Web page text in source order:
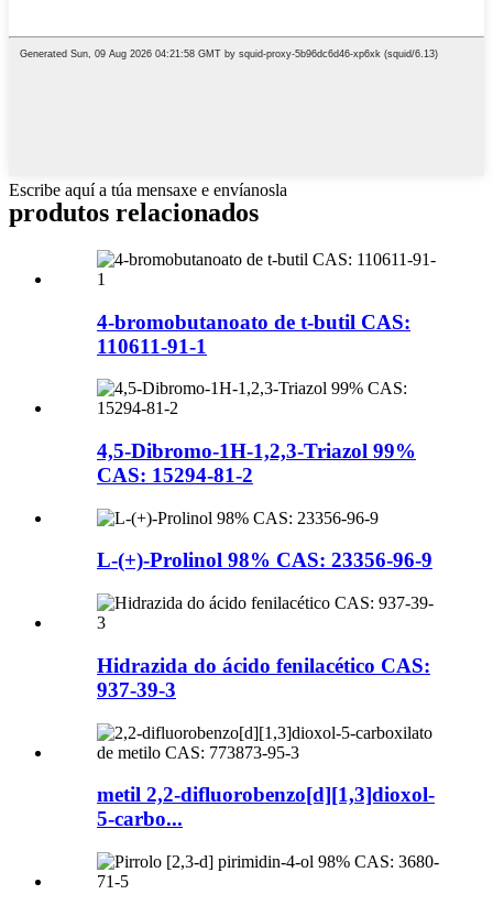
Escribe aquí a túa mensaxe e envíanosla
produtos relacionados
4-bromobutanoato de t-butil CAS:
110611-91-1
4,5-Dibromo-1H-1,2,3-Triazol 99%
CAS: 15294-81-2
L-(+)-Prolinol 98% CAS: 23356-96-9
Hidrazida do ácido fenilacético CAS:
937-39-3
metil 2,2-difluorobenzo[d][1,3]dioxol-
5-carbo...